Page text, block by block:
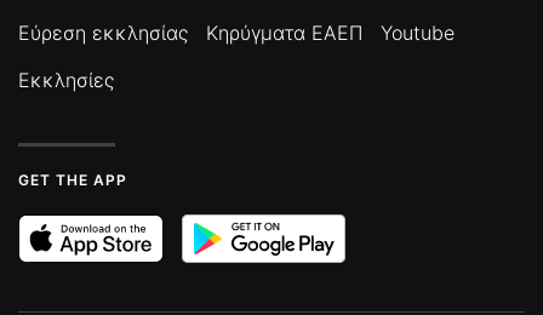
Εύρεση εκκλησίας
Κηρύγματα ΕΑΕΠ
Youtube
Εκκλησίες
GET THE APP